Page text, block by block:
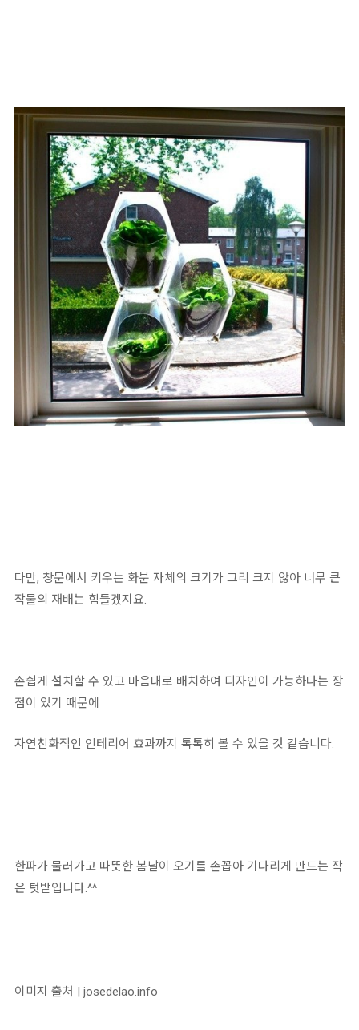
다만, 창문에서 키우는 화분 자체의 크기가 그리 크지 않아 너무 큰
작물의 재배는 힘들겠지요.
손쉽게 설치할 수 있고 마음대로 배치하여 디자인이 가능하다는 장
점이 있기 때문에
자연친화적인 인테리어 효과까지 톡톡히 볼 수 있을 것 같습니다.
한파가 물러가고 따뜻한 봄날이 오기를 손꼽아 기다리게 만드는 작
은 텃밭입니다.^^
이미지 출처 | josedelao.info